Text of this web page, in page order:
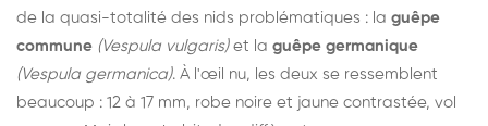
de la quasi-totalité des nids problématiques : la guêpe
commune (Vespula vulgaris)et la guêpe germanique
(Vespula germanica). À l'œil nu, les deux se ressemblent
beaucoup : 12 à 17 mm, robe noire et jaune contrastée, vol